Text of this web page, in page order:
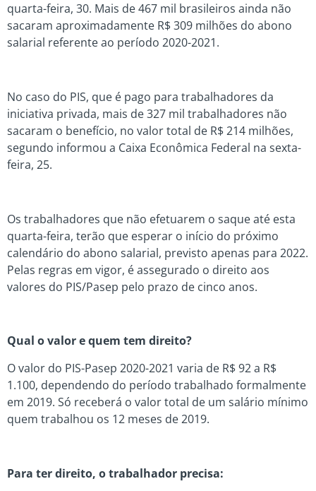
quarta-feira, 30. Mais de 467 mil brasileiros ainda não
sacaram aproximadamente R$ 309 milhões do abono
salarial referente ao período 2020-2021.
No caso do PIS, que é pago para trabalhadores da
iniciativa privada, mais de 327 mil trabalhadores não
sacaram o benefício, no valor total de R$ 214 milhões,
segundo informou a Caixa Econômica Federal na sexta-
feira, 25.
Os trabalhadores que não efetuarem o saque até esta
quarta-feira, terão que esperar o início do próximo
calendário do abono salarial, previsto apenas para 2022.
Pelas regras em vigor, é assegurado o direito aos
valores do PIS/Pasep pelo prazo de cinco anos.
Qual o valor e quem tem direito?
O valor do PIS-Pasep 2020-2021 varia de R$ 92 a R$
1.100, dependendo do período trabalhado formalmente
em 2019. Só receberá o valor total de um salário mínimo
quem trabalhou os 12 meses de 2019.
Para ter direito, o trabalhador precisa: